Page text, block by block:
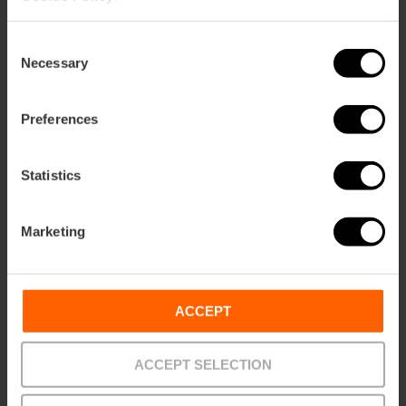
Selection
Necessary
Preferences
Statistics
Marketing
ACCEPT
ACCEPT SELECTION